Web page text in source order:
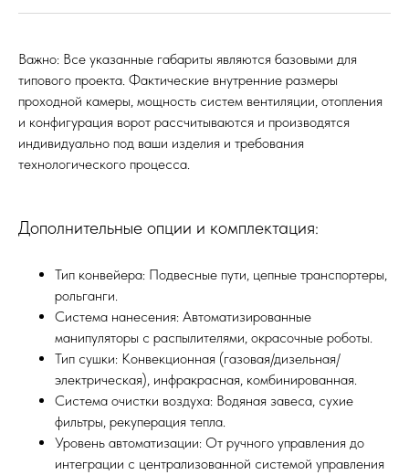
Важно: Все указанные габариты являются базовыми для
типового проекта. Фактические внутренние размеры
проходной камеры, мощность систем вентиляции, отопления
и конфигурация ворот рассчитываются и производятся
индивидуально под ваши изделия и требования
технологического процесса.
Дополнительные опции и комплектация:
Тип конвейера: Подвесные пути, цепные транспортеры,
рольганги.
Система нанесения: Автоматизированные
манипуляторы с распылителями, окрасочные роботы.
Тип сушки: Конвекционная (газовая/дизельная/
электрическая), инфракрасная, комбинированная.
Система очистки воздуха: Водяная завеса, сухие
фильтры, рекуперация тепла.
Уровень автоматизации: От ручного управления до
интеграции с централизованной системой управления